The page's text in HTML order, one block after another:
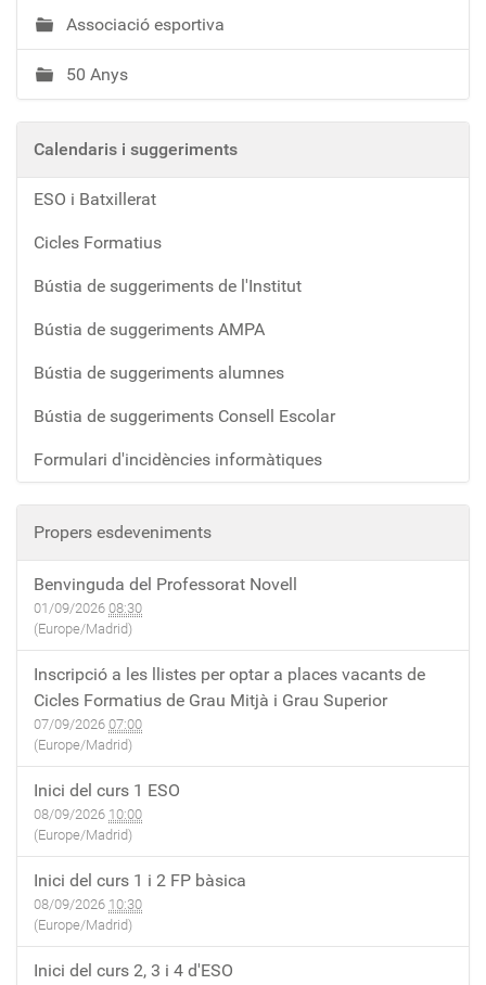
Associació esportiva
50 Anys
Calendaris i suggeriments
ESO i Batxillerat
Cicles Formatius
Bústia de suggeriments de l'Institut
Bústia de suggeriments AMPA
Bústia de suggeriments alumnes
Bústia de suggeriments Consell Escolar
Formulari d'incidències informàtiques
Propers esdeveniments
Benvinguda del Professorat Novell
01/09/2026 08:30
(Europe/Madrid)
Inscripció a les llistes per optar a places vacants de
Cicles Formatius de Grau Mitjà i Grau Superior
07/09/2026 07:00
(Europe/Madrid)
Inici del curs 1 ESO
08/09/2026 10:00
(Europe/Madrid)
Inici del curs 1 i 2 FP bàsica
08/09/2026 10:30
(Europe/Madrid)
Inici del curs 2, 3 i 4 d'ESO